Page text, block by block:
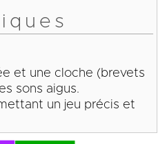
et une cloche (brevets
sons aigus.
un jeu précis et